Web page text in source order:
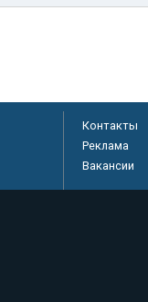
Контакты
Реклама
Вакансии